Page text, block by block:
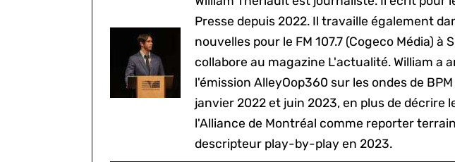
Presse depuis 2022. Il travaille également
nouvelles pour le FM 107.7 (Cogeco Média) à
collabore au magazine L'actualité. William a
l'émission AlleyOop360 sur les ondes de
janvier 2022 et juin 2023, en plus de décrire
l'Alliance de Montréal comme reporter
descripteur play-by-play en 2023.